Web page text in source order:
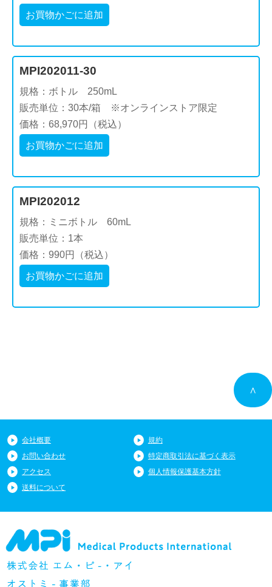
お買物かごに追加
MPI202011-30
規格：ボトル 250mL
販売単位：30本/箱 ※オンラインストア限定
価格：68,970円（税込）
お買物かごに追加
MPI202012
規格：ミニボトル 60mL
販売単位：1本
価格：990円（税込）
お買物かごに追加
∧
会社概要
規約
お問い合わせ
特定商取引法に基づく表示
アクセス
個人情報保護基本方針
送料について